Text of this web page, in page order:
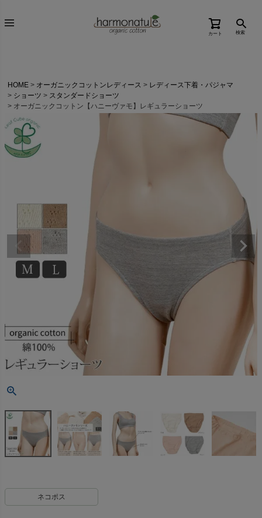
カート 検索
HOME オーガニックコットンレディース
レディース下着・パジャマ
ショーツ
スタンダードショーツ
オーガニックコットン【ハニーヴァモ】レギュラーショーツ
ネコポス